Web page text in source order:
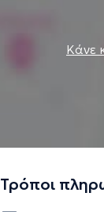
Κάνε
Τρόποι